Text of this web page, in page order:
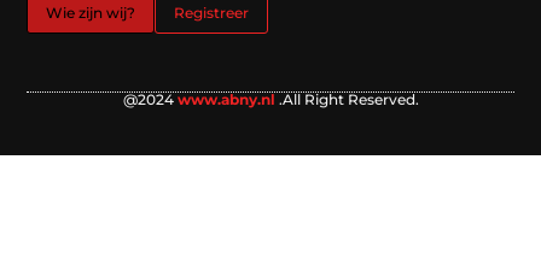
Wie zijn wij? Registreer
@2024 www.abny.nl .All Right Reserved.